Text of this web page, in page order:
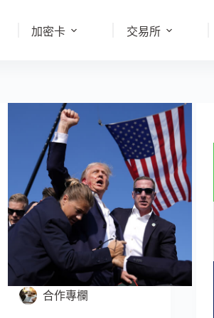
加密卡 交易所
合作專欄